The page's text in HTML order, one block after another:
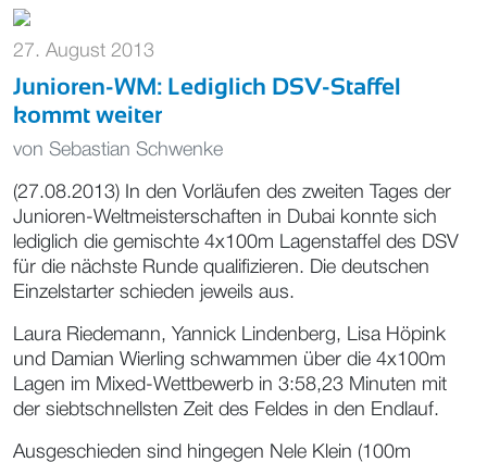
27. August 2013
Junioren-WM: Lediglich DSV-Staffel
kommt weiter
von Sebastian Schwenke
(27.08.2013) In den Vorläufen des zweiten Tages der
Junioren-Weltmeisterschaften in Dubai konnte sich
lediglich die gemischte 4x100m Lagenstaffel des DSV
für die nächste Runde qualifizieren. Die deutschen
Einzelstarter schieden jeweils aus.
Laura Riedemann, Yannick Lindenberg, Lisa Höpink
und Damian Wierling schwammen über die 4x100m
Lagen im Mixed-Wettbewerb in 3:58,23 Minuten mit
der siebtschnellsten Zeit des Feldes in den Endlauf.
Ausgeschieden sind hingegen Nele Klein (100m